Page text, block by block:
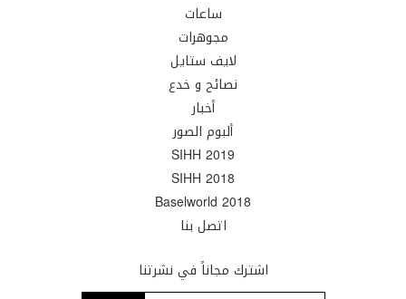
ساعات
مجوهرات
لايف ستايل
نصائح و خدع
أخبار
ألبوم الصور
SIHH 2019
SIHH 2018
Baselworld 2018
اتصل بنا
اشترك مجاناً في نشرتنا